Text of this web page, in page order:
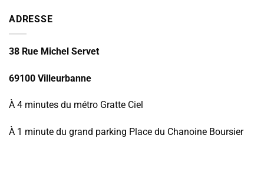
ADRESSE
38 Rue Michel Servet
69100 Villeurbanne
À 4 minutes du métro Gratte Ciel
À 1 minute du grand parking Place du Chanoine Boursier